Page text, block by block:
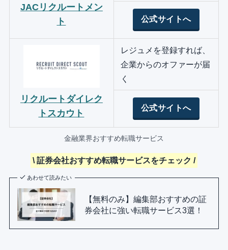
JACリクルートメン
ト
公式サイトへ
リクルートダイレク
トスカウト
レジュメを登録すれば、
企業からのオファーが届
く
公式サイトへ
金融業界おすすめ転職サービス
\ 証券会社おすすめ転職サービスをチェック /
あわせて読みたい
【無料のみ】編集部おすすめの証
券会社に強い転職サービス3選！